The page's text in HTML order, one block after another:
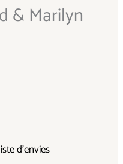
& Marilyn
d’envies